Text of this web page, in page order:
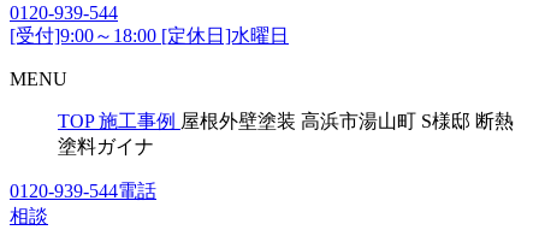
0120-939-544
[受付]9:00～18:00 [定休日]水曜日
MENU
TOP 施工事例 屋根外壁塗装 高浜市湯山町 S様邸 断熱
塗料ガイナ
0120-939-544電話
相談